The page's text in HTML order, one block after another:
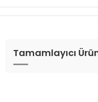
Tamamlayıcı